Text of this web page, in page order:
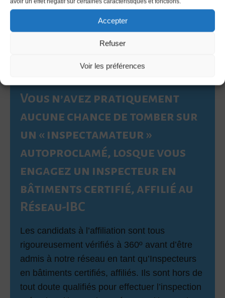
Accepter
Refuser
Voir les préférences
Vous n’avez pratiquement
aucune chance de tomber sur
un « inspectamateur »
autoproclamé, losque vous
engagez un inspecteur en
bâtiments certifié, affilié au
Réseau-IBC
Les candidats à l’affiliation sont tous
rigoureusement vérifiés à 360º avant d’être
admis à notre réseau en tant qu’Inspecteurs
en bâtiments certifiés, affiliés. Ils sont hors de
tout doute qualifiés pour effectuer l’inspection